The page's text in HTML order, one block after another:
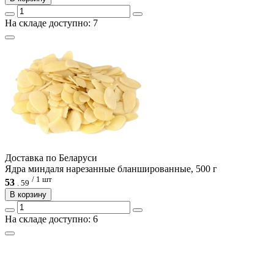
На складе доступно: 7
Доcтавка по Беларуси
Ядра миндаля нарезанные бланшированные, 500 г
53 . 59 / 1 шт
В корзину
На складе доступно: 6